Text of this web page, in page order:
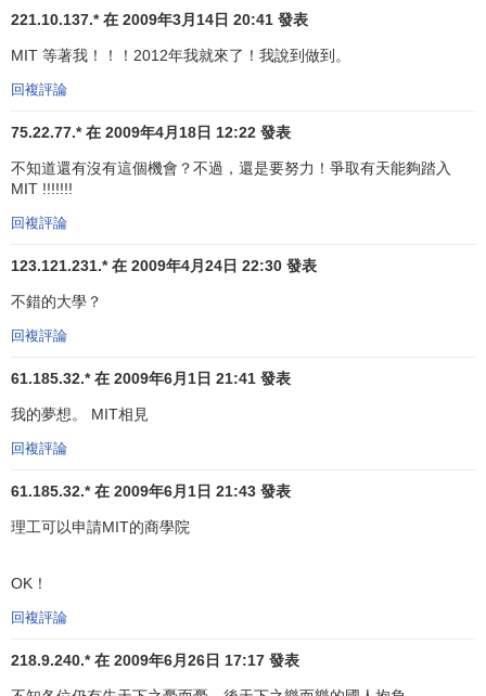
機資本等方面已成為新興工業的基石。為了維持和擴展校園
企業家式的傳統，MIT企業家中心對來自於學院的所有分院、
系和校園社團群體的廣泛的和處於增長中的企業家式的活
和實行新的對企業家未來的實踐作鋪墊的教育和研究計劃。
同時，校園內還有許多競賽和獎學金鼓勵學生去從事科學、
技術和企業家的職業，激勵學生成為有創造性的個體。
高等教育的目的是培養高素質的學生，造就一批有批判
命和所追求的目標。正規學習與非
進了MIT對這一使命的完成，為MIT贏得了聲譽。21世紀高素
和發展良好的批判能力和理性推理能力，不但可以深入瞭解
各種科學方法，而且能獲得、評價和使用信息，從而提出和
解決生活中存在的各種各樣的複雜問題。發展良好的判斷
考道德和倫理問題，有效地與他人交流，更好地與他人共
一定的理論深度和實踐經驗，才能把這種知識同社會的重大
問題相互聯繫起來，對科技與社會間的互動有充分認識。所
定向和知識定向的教育相區別，有結構的教育和無結構或非
221.10.137.* 在 2009年3月14日 20:41 發表
MIT 等著我！！！2012年我就來了！我說到做到。
回複評論
75.22.77.* 在 2009年4月18日 12:22 發表
不知道還有沒有這個機會？不過，還是要努力！爭取有天能夠踏入
MIT !!!!!!!
回複評論
123.121.231.* 在 2009年4月24日 22:30 發表
不錯的大學？
回複評論
61.185.32.* 在 2009年6月1日 21:41 發表
我的夢想。 MIT相見
回複評論
61.185.32.* 在 2009年6月1日 21:43 發表
理工可以申請MIT的商學院
OK！
回複評論
218.9.240.* 在 2009年6月26日 17:17 發表